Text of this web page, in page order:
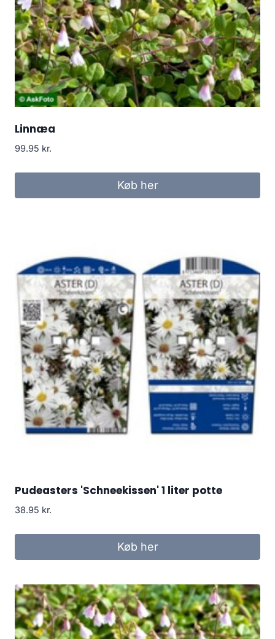
Linnæa
99.95 kr.
Køb her
Pudeasters 'Schneekissen' 1 liter potte
38.95 kr.
Køb her